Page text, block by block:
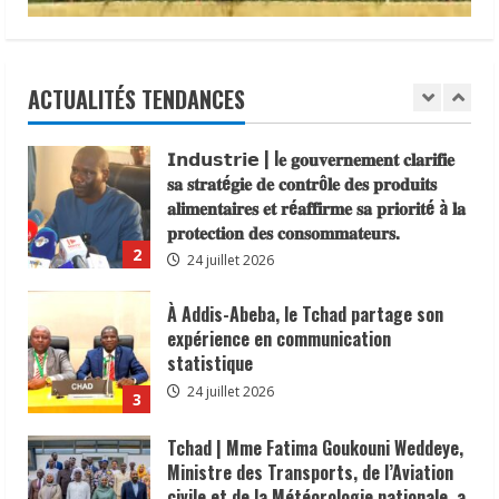
ACTUALITÉS TENDANCES
𝐬𝐞𝐧𝐬𝐢𝐛𝐢𝐥𝐢𝐬𝐚𝐭𝐢𝐨𝐧 𝐜𝐨𝐧𝐭𝐫𝐞 𝐥’é𝐩𝐢𝐝é𝐦𝐢𝐞 𝐝𝐞
2
𝗜𝗻𝗱𝘂𝘀𝘁𝗿𝗶𝗲 | l𝐞 𝐠𝐨𝐮𝐯𝐞𝐫𝐧𝐞𝐦𝐞𝐧𝐭 𝐜𝐥𝐚𝐫𝐢𝐟𝐢𝐞
𝐬𝐚 𝐬𝐭𝐫𝐚𝐭é𝐠𝐢𝐞 𝐝𝐞 𝐜𝐨𝐧𝐭𝐫ô𝐥𝐞 𝐝𝐞𝐬 𝐩𝐫𝐨𝐝𝐮𝐢𝐭𝐬
𝐚𝐥𝐢𝐦𝐞𝐧𝐭𝐚𝐢𝐫𝐞𝐬 𝐞𝐭 𝐫é𝐚𝐟𝐟𝐢𝐫𝐦𝐞 𝐬𝐚 𝐩𝐫𝐢𝐨𝐫𝐢𝐭é à 𝐥𝐚
𝐩𝐫𝐨𝐭𝐞𝐜𝐭𝐢𝐨𝐧 𝐝𝐞𝐬 𝐜𝐨𝐧𝐬𝐨𝐦𝐦𝐚𝐭𝐞𝐮𝐫𝐬.
24 juillet 2026
3
À Addis-Abeba, le Tchad partage son
statistique
24 juillet 2026
4
Tchad | Mme Fatima Goukouni Weddeye,
civile et de la Météorologie nationale, a
présidé ce 22 juillet 2026 une réunion
interministérielle consacrée à la mise